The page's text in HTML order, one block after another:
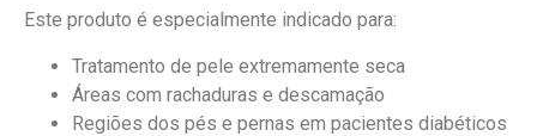
Este produto é especialmente indicado para:
Tratamento de pele extremamente seca
Áreas com rachaduras e descamação
Regiões dos pés e pernas em pacientes diabéticos